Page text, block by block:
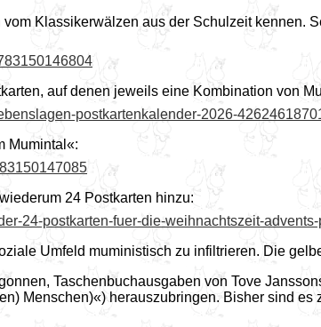
Klassikerwälzen aus der Schulzeit kennen.
auf denen jeweils eine Kombination von
postkartenkalender-2026-
Mumintal«:
24 Postkarten hinzu:
24-postkarten-fuer-die-weihnachtszeit-
Umfeld muministisch zu infiltrieren. Die
Taschenbuchausgaben von Tove
Menschen)«) herauszubringen. Bisher sind